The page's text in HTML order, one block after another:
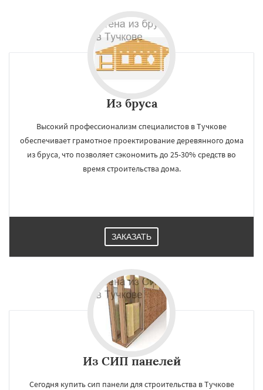
Из бруса
Высокий профессионализм специалистов в Тучкове
обеспечивает грамотное проектирование деревянного дома
из бруса, что позволяет сэкономить до 25-30% средств во
время строительства дома.
ЗАКАЗАТЬ
Из СИП панелей
Сегодня купить сип панели для строительства в Тучкове